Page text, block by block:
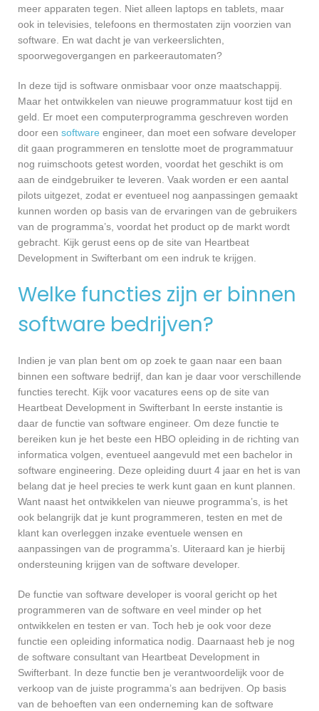
meer apparaten tegen. Niet alleen laptops en tablets, maar
ook in televisies, telefoons en thermostaten zijn voorzien van
software. En wat dacht je van verkeerslichten,
spoorwegovergangen en parkeerautomaten?
In deze tijd is software onmisbaar voor onze maatschappij.
Maar het ontwikkelen van nieuwe programmatuur kost tijd en
geld. Er moet een computerprogramma geschreven worden
door een software engineer, dan moet een sofware developer
dit gaan programmeren en tenslotte moet de programmatuur
nog ruimschoots getest worden, voordat het geschikt is om
aan de eindgebruiker te leveren. Vaak worden er een aantal
pilots uitgezet, zodat er eventueel nog aanpassingen gemaakt
kunnen worden op basis van de ervaringen van de gebruikers
van de programma’s, voordat het product op de markt wordt
gebracht. Kijk gerust eens op de site van Heartbeat
Development in Swifterbant om een indruk te krijgen.
Welke functies zijn er binnen
software bedrijven?
Indien je van plan bent om op zoek te gaan naar een baan
binnen een software bedrijf, dan kan je daar voor verschillende
functies terecht. Kijk voor vacatures eens op de site van
Heartbeat Development in Swifterbant In eerste instantie is
daar de functie van software engineer. Om deze functie te
bereiken kun je het beste een HBO opleiding in de richting van
informatica volgen, eventueel aangevuld met een bachelor in
software engineering. Deze opleiding duurt 4 jaar en het is van
belang dat je heel precies te werk kunt gaan en kunt plannen.
Want naast het ontwikkelen van nieuwe programma’s, is het
ook belangrijk dat je kunt programmeren, testen en met de
klant kan overleggen inzake eventuele wensen en
aanpassingen van de programma’s. Uiteraard kan je hierbij
ondersteuning krijgen van de software developer.
De functie van software developer is vooral gericht op het
programmeren van de software en veel minder op het
ontwikkelen en testen er van. Toch heb je ook voor deze
functie een opleiding informatica nodig. Daarnaast heb je nog
de software consultant van Heartbeat Development in
Swifterbant. In deze functie ben je verantwoordelijk voor de
verkoop van de juiste programma’s aan bedrijven. Op basis
van de behoeften van een onderneming kan de software